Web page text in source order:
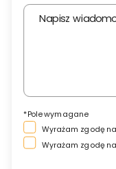
*Pole wymagane
Wyrażam zgodę
Wyrażam zgodę